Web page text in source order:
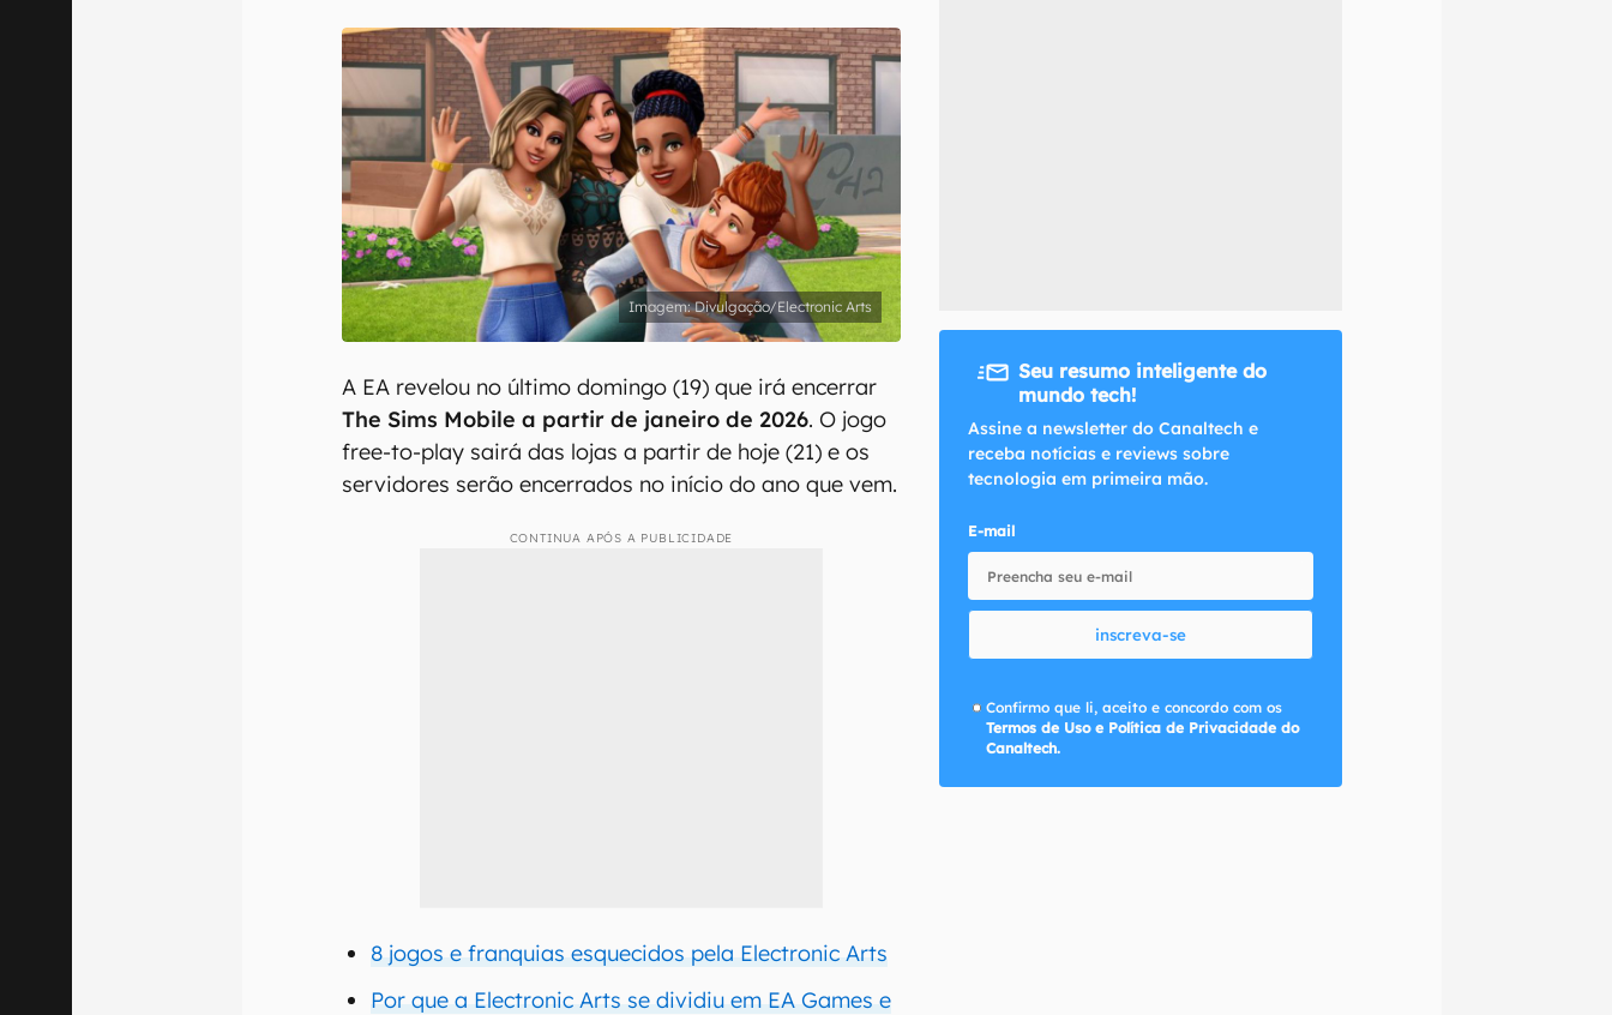
inscreva-se
Confirmo que li, aceito e concordo com os Termos de Uso e Política de Privacidade do Canaltech.
Divulgação/Electronic Arts
A EA revelou no último domingo (19) que irá encerrar
The Sims Mobile a partir de janeiro de 2026. O jogo
free-to-play sairá das lojas a partir de hoje (21) e os
servidores serão encerrados no início do ano que vem.
CONTINUA APÓS A PUBLICIDADE
8 jogos e franquias esquecidos pela Electronic Arts
Por que a Electronic Arts se dividiu em EA Games e
Seu resumo inteligente do
mundo tech!
Assine a newsletter do Canaltech e
receba notícias e reviews sobre
tecnologia em primeira mão.
E-mail
inscreva-se
Confirmo que li, aceito e concordo com os
Termos de Uso e Política de Privacidade do
Canaltech.